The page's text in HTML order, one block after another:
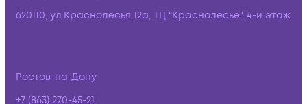
620110, ул.Краснолесья 12а, ТЦ "Краснолесье", 4-й этаж
Ростов-на-Дону
+7 (863) 270-45-21